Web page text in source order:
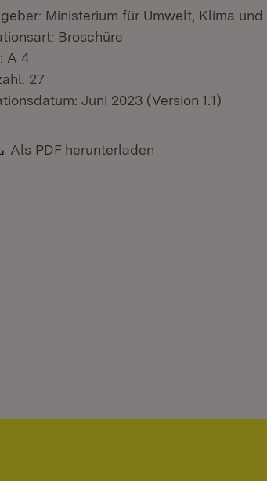
Ministerium für Umwelt, Klima
Broschüre
A 4
27
Juni 2023 (Version 1.1)
Download:
Als PDF herunterladen